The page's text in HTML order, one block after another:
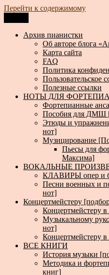
Перейти к содержимому
Архив пианистки
Всё для пианистов: ноты,
Архив пианистки
Об авторе блога
Карта сайта
FAQ
Политика
Пользовательское
Полезные ссылки
НОТЫ ДЛЯ
Фортепианные
Пособия для ДМШ
Этюды и
нот]
Музицирование
Пьесы для
Максима]
ВОКАЛЬНЫЕ
КЛАВИРЫ опер и
Песни военных и
нот]
Концертмейстеру
Концертмейстеру в
Музыкальному
нот]
Концертмейстеру
ВСЕ КНИГИ
История музыки
Методика и
книг]